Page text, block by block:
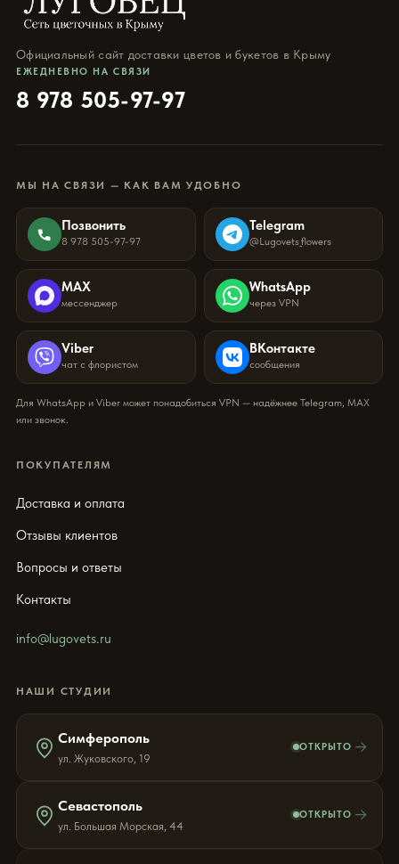
Официальный сайт доставки цветов и букетов в Крыму
ЕЖЕДНЕВНО НА СВЯЗИ
8 978 505-97-97
МЫ НА СВЯЗИ — КАК ВАМ УДОБНО
Позвонить
8 978 505-97-97
Telegram
@Lugovets_flowers
MAX
мессенджер
WhatsApp
через VPN
Viber
чат с флористом
ВКонтакте
сообщения
Для WhatsApp и Viber может понадобиться VPN — надёжнее Telegram, MAX
или звонок.
ПОКУПАТЕЛЯМ
Доставка и оплата
Отзывы клиентов
Вопросы и ответы
Контакты
info@lugovets.ru
НАШИ СТУДИИ
Симферополь
ул. Жуковского, 19
ОТКРЫТО →
Севастополь
ул. Большая Морская, 44
ОТКРЫТО →